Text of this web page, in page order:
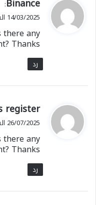
ق
ل
Binance
:
14/03/2025 الساعة 00:26
there any
Thanks!
رد
ي
ق
ل
register
26/07/2025 الساعة 06:26
there any
Thanks!
رد